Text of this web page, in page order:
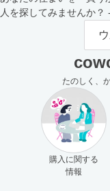
人を探してみませんか？ -
たのしく、
購入に関する
情報